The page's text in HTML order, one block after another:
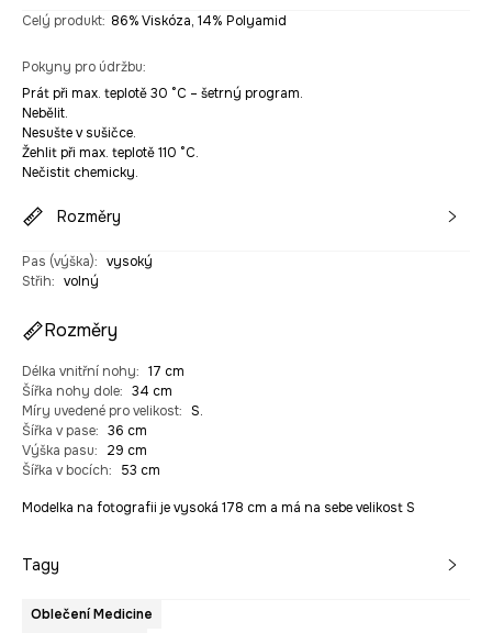
Celý produkt: 86% Viskóza, 14% Polyamid
Pokyny pro údržbu:
Prát při max. teplotě 30 °C – šetrný program.
Nebělit.
Nesušte v sušičce.
Žehlit při max. teplotě 110 °C.
Nečistit chemicky.
Rozměry
Pas (výška): vysoký
Střih: volný
Rozměry
Délka vnitřní nohy: 17 cm
Šířka nohy dole: 34 cm
Míry uvedené pro velikost: S.
Šířka v pase: 36 cm
Výška pasu:
29 cm
Šířka v bocích: 53 cm
Modelka na fotografii je vysoká 178 cm a má na sebe velikost S
Tagy
Oblečení Medicine